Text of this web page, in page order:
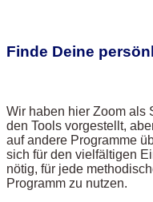
Finde Deine
Wir haben hier Zoom als
den Tools vorgestellt,
auf andere Programme
sich für den vielfältigen
nötig, für jede
Programm zu nutzen.